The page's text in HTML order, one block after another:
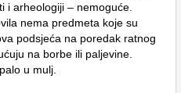
i arheologiji – nemoguće.
nema predmeta koje su
podsjeća na poredak ratnog
na borbe ili paljevine.
u mulj.